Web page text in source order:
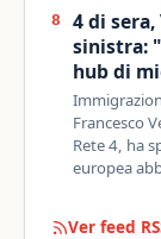
8
4 di
sinistra:
hub di
Francesco
Rete 4, ha
europea
Ver feed